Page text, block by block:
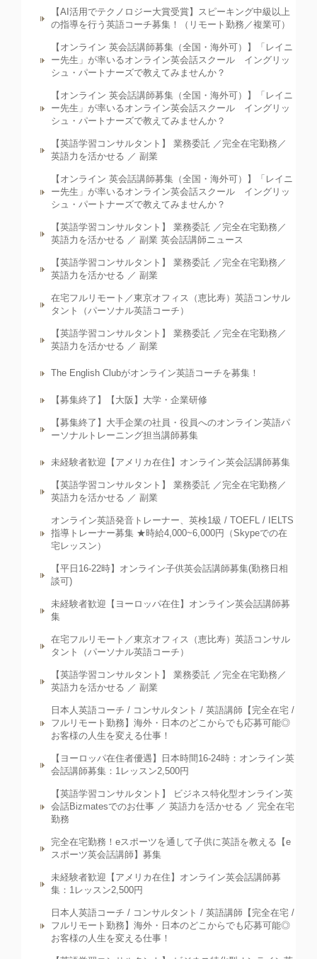
【AI活用でテクノロジー大賞受賞】スピーキング中級以上
の指導を行う英語コーチ募集！（リモート勤務／複業可）
【オンライン 英会話講師募集（全国・海外可）】「レイニ
ー先生」が率いるオンライン英会話スクール イングリッ
シュ・パートナーズで教えてみませんか？
【オンライン 英会話講師募集（全国・海外可）】「レイニ
ー先生」が率いるオンライン英会話スクール イングリッ
シュ・パートナーズで教えてみませんか？
【英語学習コンサルタント】 業務委託 ／完全在宅勤務／
英語力を活かせる ／ 副業
【オンライン 英会話講師募集（全国・海外可）】「レイニ
ー先生」が率いるオンライン英会話スクール イングリッ
シュ・パートナーズで教えてみませんか？
【英語学習コンサルタント】 業務委託 ／完全在宅勤務／
英語力を活かせる ／ 副業 英会話講師ニュース
【英語学習コンサルタント】 業務委託 ／完全在宅勤務／
英語力を活かせる ／ 副業
在宅フルリモート／東京オフィス（恵比寿）英語コンサル
タント（パーソナル英語コーチ）
【英語学習コンサルタント】 業務委託 ／完全在宅勤務／
英語力を活かせる ／ 副業
The English Clubがオンライン英語コーチを募集！
【募集終了】【大阪】大学・企業研修
【募集終了】大手企業の社員・役員へのオンライン英語パ
ーソナルトレーニング担当講師募集
未経験者歓迎【アメリカ在住】オンライン英会話講師募集
【英語学習コンサルタント】 業務委託 ／完全在宅勤務／
英語力を活かせる ／ 副業
オンライン英語発音トレーナー、英検1級 / TOEFL / IELTS
指導トレーナー募集 ★時給4,000~6,000円（Skypeでの在
宅レッスン）
【平日16-22時】オンライン子供英会話講師募集(勤務日相
談可)
未経験者歓迎【ヨーロッパ在住】オンライン英会話講師募
集
在宅フルリモート／東京オフィス（恵比寿）英語コンサル
タント（パーソナル英語コーチ）
【英語学習コンサルタント】 業務委託 ／完全在宅勤務／
英語力を活かせる ／ 副業
日本人英語コーチ / コンサルタント / 英語講師【完全在宅 /
フルリモート勤務】海外・日本のどこからでも応募可能◎
お客様の人生を変える仕事！
【ヨーロッパ在住者優遇】日本時間16-24時：オンライン英
会話講師募集：1レッスン2,500円
【英語学習コンサルタント】 ビジネス特化型オンライン英
会話Bizmatesでのお仕事 ／ 英語力を活かせる ／ 完全在宅
勤務
完全在宅勤務！eスポーツを通して子供に英語を教える【e
スポーツ英会話講師】募集
未経験者歓迎【アメリカ在住】オンライン英会話講師募
集：1レッスン2,500円
日本人英語コーチ / コンサルタント / 英語講師【完全在宅 /
フルリモート勤務】海外・日本のどこからでも応募可能◎
お客様の人生を変える仕事！